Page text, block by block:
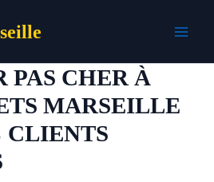
PAS CHER À
MARSEILLE
CLIENTS